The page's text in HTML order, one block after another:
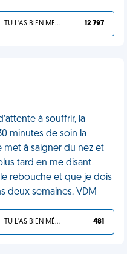
TU L'AS BIEN MÉRITÉ 12 797
à souffrir, la
minutes de soin la
met à saigner du nez et
tard en me disant
rebouche et que je dois
deux semaines. VDM
TU L'AS BIEN MÉRITÉ 481